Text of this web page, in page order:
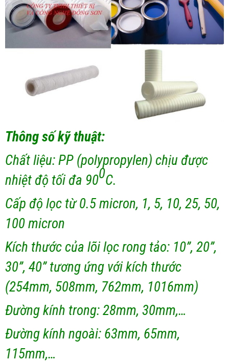
Thông số kỹ thuật:
Chất liệu: PP (polypropylen) chịu được
nhiệt độ tối đa 900C.
Cấp độ lọc từ 0.5 micron, 1, 5, 10, 25, 50,
100 micron
Kích thước của lõi lọc rong tảo: 10”, 20”,
30”, 40” tương ứng với kích thước
(254mm, 508mm, 762mm, 1016mm)
Đường kính trong: 28mm, 30mm,…
Đường kính ngoài: 63mm, 65mm,
115mm,…